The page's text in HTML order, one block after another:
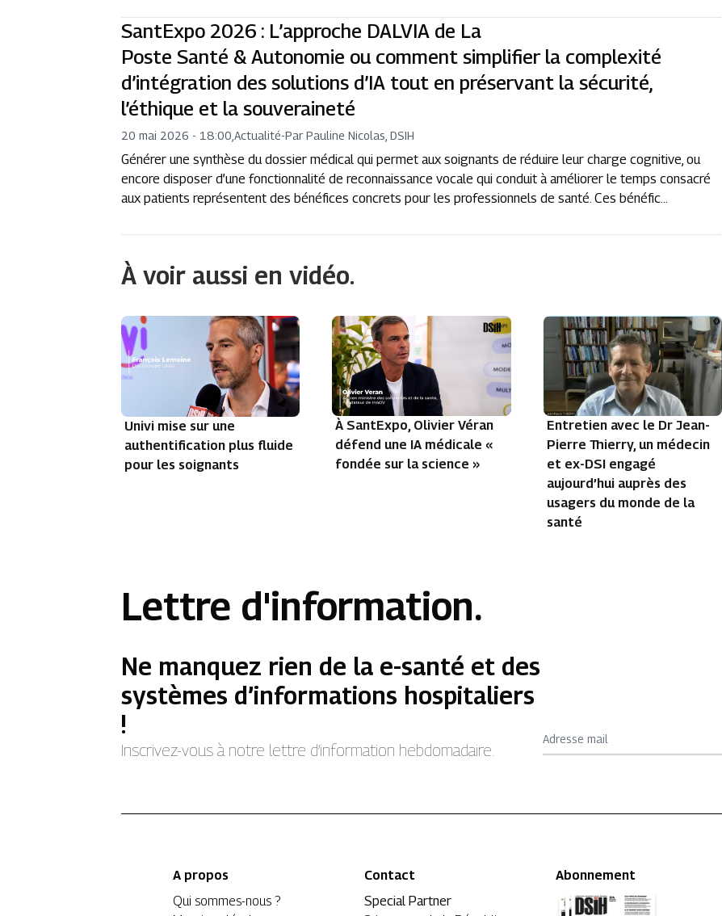
SantExpo 2026 : L’approche DALVIA de La
Poste Santé & Autonomie ou comment simplifier la complexité
d’intégration des solutions d’IA tout en préservant la sécurité,
l’éthique et la souveraineté
20 mai 2026 - 18:00 ,Actualité-Par Pauline Nicolas, DSIH
Générer une synthèse du dossier médical qui permet aux soignants de réduire leur charge cognitive, ou
encore disposer d’une fonctionnalité de reconnaissance vocale qui conduit à améliorer le temps consacré
aux patients représentent des bénéfices concrets pour les professionnels de santé. Ces bénéfic...
À voir aussi en vidéo.
Univi mise sur une
authentification plus fluide
pour les soignants
À SantExpo, Olivier Véran
défend une IA médicale «
fondée sur la science »
Entretien avec le Dr Jean-
Pierre Thierry, un médecin
et ex-DSI engagé
aujourd’hui auprès des
usagers du monde de la
santé
Lettre d'information.
Ne manquez rien de la e-santé et des
systèmes d’informations hospitaliers
!
Inscrivez-vous à notre lettre d’information hebdomadaire.
Adresse mail
A propos
Qui sommes-nous ?
Contact
Special Partner
Abonnement